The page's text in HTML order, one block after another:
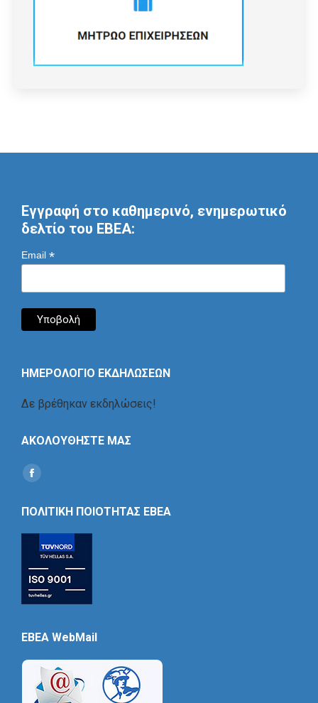
Εγγραφή στο καθημερινό, ενημερωτικό
δελτίο του ΕΒΕΑ:
Email *
ΗΜΕΡΟΛΟΓΙΟ ΕΚΔΗΛΩΣΕΩΝ
Δε βρέθηκαν εκδηλώσεις!
ΑΚΟΛΟΥΘΗΣΤΕ ΜΑΣ
Find us on:
Social
ΠΟΛΙΤΙΚΗ ΠΟΙΟΤΗΤΑΣ ΕΒΕΑ
EBEA WebMail